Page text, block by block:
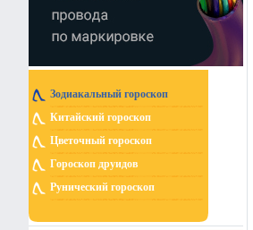
Зодиакальный гороскоп
Китайский гороскоп
Цветочный гороскоп
Гороскоп друидов
Рунический гороскоп